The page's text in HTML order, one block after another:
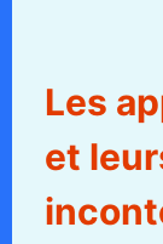
Les
et